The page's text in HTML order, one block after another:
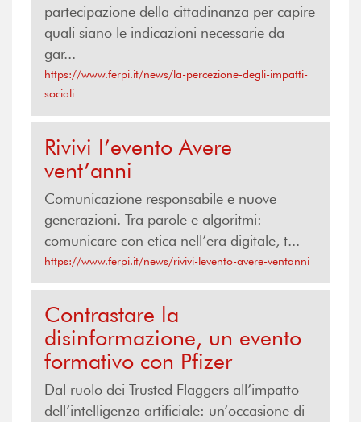
partecipazione della cittadinanza per capire
quali siano le indicazioni necessarie da
gar...
https://www.ferpi.it/news/la-percezione-degli-impatti-
sociali
Rivivi l’evento Avere
vent’anni
Comunicazione responsabile e nuove
generazioni. Tra parole e algoritmi:
comunicare con etica nell’era digitale, t...
https://www.ferpi.it/news/rivivi-levento-avere-ventanni
Contrastare la
disinformazione, un evento
formativo con Pfizer
Dal ruolo dei Trusted Flaggers all’impatto
dell’intelligenza artificiale: un’occasione di